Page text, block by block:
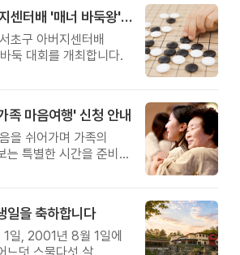
제3회 서초구 아버지센터배 '매너 바둑왕' 대회
초구 아버지센터배
둑 대회를 개최합니다.
족 마음여행' 신청 안내
을 쉬어가며 가족의
는 특별한 시간을 준비해
일을 축하합니다
일, 2001년 8월 1일에